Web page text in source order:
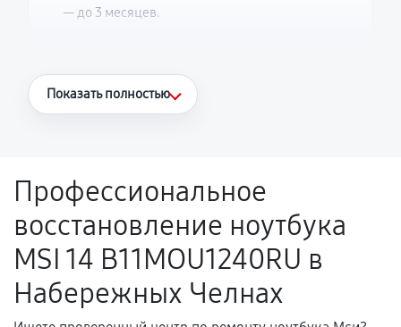
— до 3 месяцев.
Что считается гарантийным случаем
Поломка установленной детали при
нормальной эксплуатации в течение
гарантийного срока.
Несоответствие комплектующей заявленным
техническим характеристикам.
Показать полностью
Профессиональное
восстановление ноутбука
MSI 14 B11MOU1240RU в
Набережных Челнах